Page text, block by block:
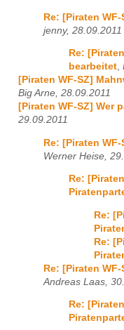
Re: [Piraten
jenny, 28.09.2011
Re:
bearbeitet,
[Piraten WF-SZ]
Big Arne, 28.09.2011
[Piraten WF-SZ] Wer
29.09.2011
Re: [Piraten
Werner Heise,
Re:
Re:
Re:
Re: [Piraten
Andreas Laas,
Re: